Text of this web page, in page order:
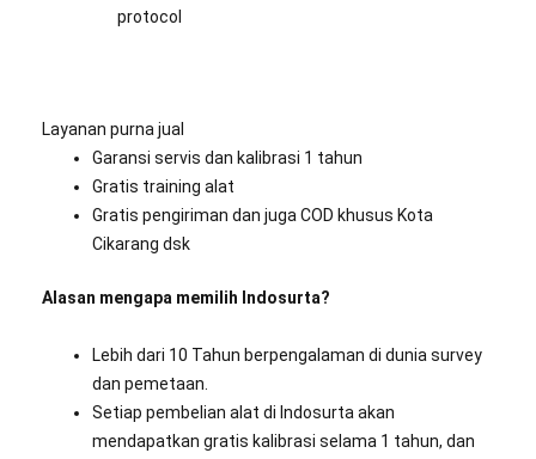
protocol
Layanan purna jual
Garansi servis dan kalibrasi 1 tahun
Gratis training alat
Gratis pengiriman dan juga COD khusus Kota
Cikarang dsk
Alasan mengapa memilih Indosurta?
Lebih dari 10 Tahun berpengalaman di dunia survey
dan pemetaan.
Setiap pembelian alat di Indosurta akan
mendapatkan gratis kalibrasi selama 1 tahun, dan